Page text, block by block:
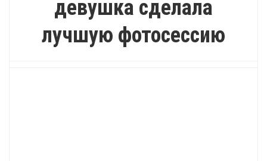
девушка сделала
лучшую фотосессию